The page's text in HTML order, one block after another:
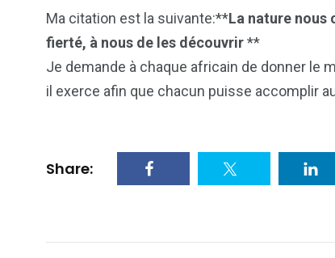
Ma citation est la suivante:**La nature nous
fierté, à nous de les découvrir**
Je demande à chaque africain de donner le
il exerce afin que chacun puisse accomplir
Share: